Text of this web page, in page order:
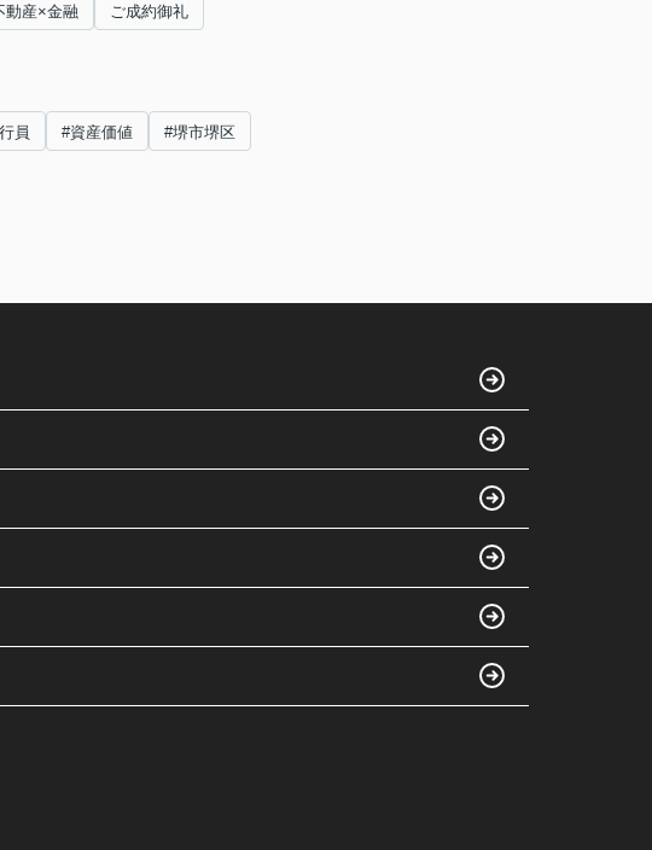
動産×金融 ご成約御礼
員 #資産価値 #堺市堺区